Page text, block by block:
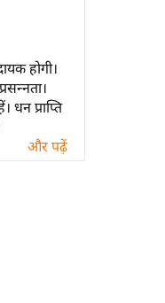
होगी।
धन प्राप्ति
और पढ़ें